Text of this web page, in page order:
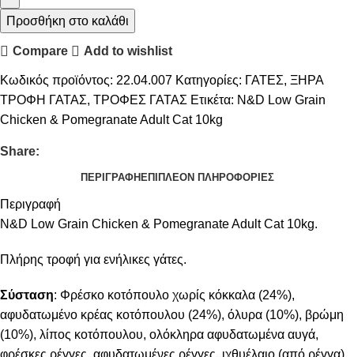
Προσθήκη στο καλάθι
Compare Add to wishlist
Κωδικός προϊόντος: 22.04.007 Κατηγορίες: ΓΑΤΕΣ, ΞΗΡΑ
ΤΡΟΦΗ ΓΑΤΑΣ, ΤΡΟΦΕΣ ΓΑΤΑΣ Ετικέτα: N&D Low Grain
Chicken & Pomegranate Adult Cat 10kg
Share:
ΠΕΡΙΓΡΑΦΉ ΕΠΙΠΛΈΟΝ ΠΛΗΡΟΦΟΡΊΕΣ
Περιγραφή
N&D Low Grain Chicken & Pomegranate Adult Cat 10kg.
Πλήρης τροφή για ενήλικες γάτες.
Σύσταση: Φρέσκο κοτόπουλο χωρίς κόκκαλα (24%),
αφυδατωμένο κρέας κοτόπουλου (24%), όλυρα (10%), βρώμη
(10%), λίπος κοτόπουλου, ολόκληρα αφυδατωμένα αυγά,
φρέσκες ρέγγες, αφυδατωμένες ρέγγες, ιχθυέλαιο (από ρέγγα),